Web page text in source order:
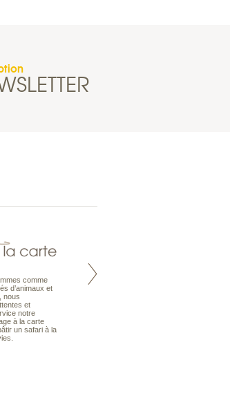
comme
d’animaux et
nous
et
notre
à la carte
un safari à la
Maldives à la Carte propose tous